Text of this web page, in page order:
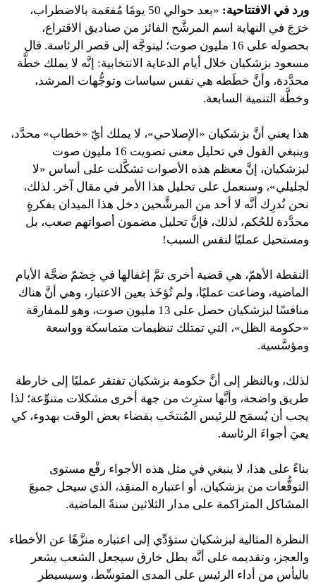
ورد في الافتتاحية:
«بعد حوالي 50 يومًا مُفعَمة بالاضطراب،
خرَجَ في النهاية اسم المرشَّح الفائز من صناديق الاقتراع،
بحصوله على 16 مليون صوت؛ ليتوجَّه إلى قصر الرئاسة. قال
مسعود بزشكيان خلال أيام الدعاية الانتخابية: إنَّه لا يملك خطَّة
محدَّدة، وأنَّ خطَطه هي نفس سياسات وتوجُّهات المرشد،
وخطَّة التنمية السابعة.
هذا يعني أنَّ بزشكيان «الإصلاحي»، لا يملك أيّ «خطاب» محدَّد،
وينبغي القول في تحليل معنى تصويت 16 مليون صوت
لبزشكيان، إنَّ معظم هذه الأصوات تشكَّلت على أساس «لا
لجليلي»، وسنعمل على تحليل هذا الأمر في مقال آخر. لذلك،
نحن نُدرِك أنَّه لا أحد من المرشَّحين دخل هذا الميدان بفكرةٍ
محدَّدة للحُكم، لذلك، فإنَّ تحليل مضمون أصواتهم صعب، بل
ومستحيل عمليًا لنفس السبب!
النقطة الأهمّ، هي قضية أخرى تمَّ إغفالها في خِضَمّ ضجَّة الأيام
الماضية، وضاعت عمليًا، ولم تُؤخَذ بعين الاعتبار، وهي أنَّ هناك
منافسًا لبزشكيان حصل على 13 مليون صوت، وهو للمفارقة
«حكومة الظل»، التي تمتلك تنظيمات متماسكة وواسعة
ومؤسَّسية.
لذلك، وبالنظر إلى أنَّ حكومة بزشكيان تفتقر عمليًا إلى خارطة
طريق واضحة، وأنَّها سترِث من جهة أخرى مشكلات متنوِّعة؛ لذا
يجب أن يُسمَح للرئيس المُنتخَب بقضاء بعض الوقت بهدوء، كي
يعيَ أجواءَ الرئاسة.
بناءً على هذا، لا ينبغي في مثل هذه الأجواء رفْع مستوى
التوقُّعات من بزشكيان، أو اعتباره المنقِذ، الذي سيحل جميعَ
المشاكل المتراكمة على مدار الثلاثين سنةً الماضية.
النظرة المثالية لبزشكيان ستؤدِّي إلى اعتباره منزَّهًا عن الأخطاء
والعجز، وتقديمه على أنَّه بطل خارق سيجعل الشعب يشعر
باليأس من أداء الرئيس على المدى المتوسِّط، وسيسيطر